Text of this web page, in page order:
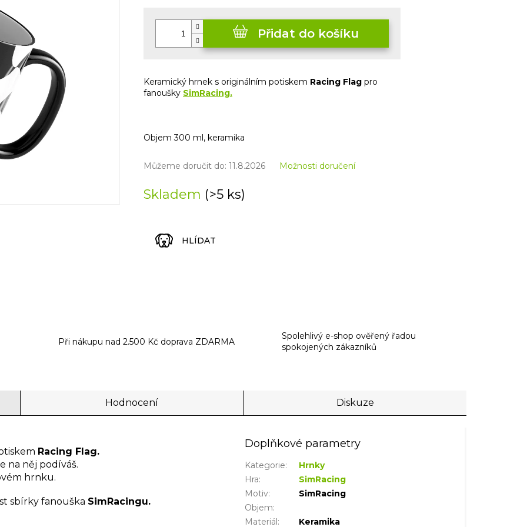
Skladem (>5 ks)
Můžeme doručit do: 11.8.2026 Možnosti doručení
Přidat do košíku
Keramický hrnek s originálním potiskem Racing Flag pro
fanoušky SimRacing.
Objem 300 ml, keramika
HLÍDAT
Při nákupu nad 2.500 Kč doprava ZDARMA
Spolehlivý e-shop ověřený řadou
spokojených zákazníků
Hodnocení Diskuze
Racing Flag.
na něj podíváš.
hrnku.
sbírky fanouška SimRacingu.
Doplňkové parametry
Kategorie:
Hrnky
Hra:
SimRacing
Motiv:
SimRacing
Objem:
Materiál: Keramika